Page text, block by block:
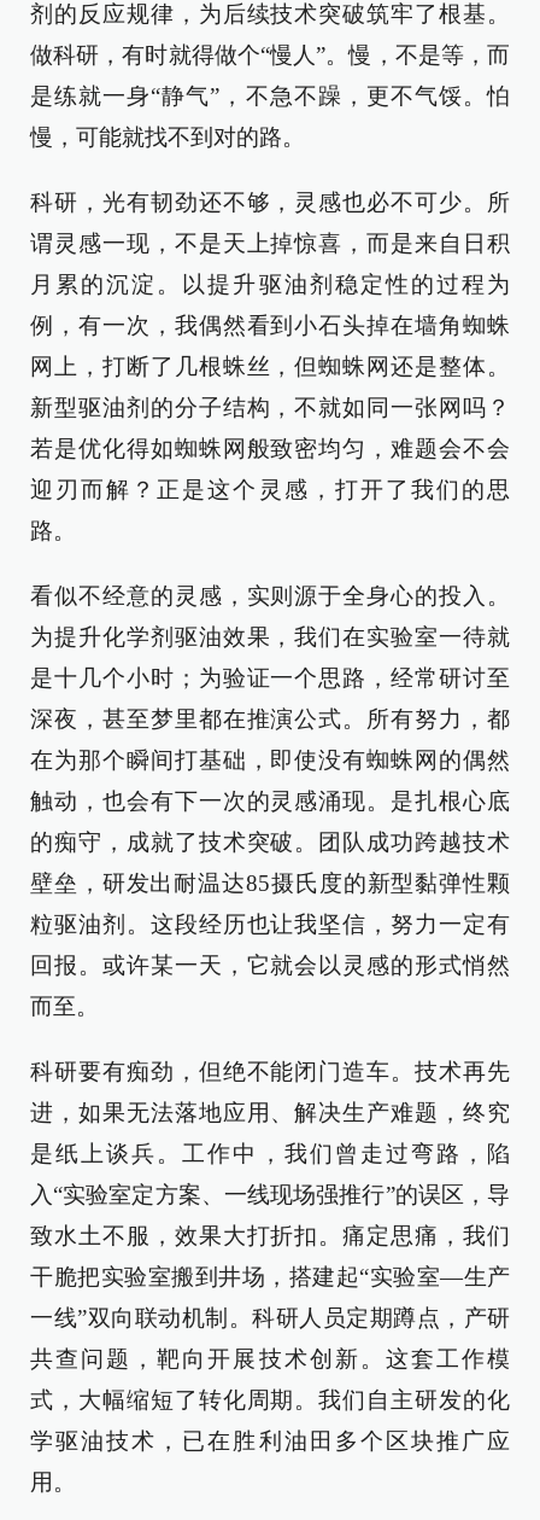
剂的反应规律，为后续技术突破筑牢了根基。
做科研，有时就得做个“慢人”。慢，不是等，而
是练就一身“静气”，不急不躁，更不气馁。怕
慢，可能就找不到对的路。
科研，光有韧劲还不够，灵感也必不可少。所
谓灵感一现，不是天上掉惊喜，而是来自日积
月累的沉淀。以提升驱油剂稳定性的过程为
例，有一次，我偶然看到小石头掉在墙角蜘蛛
网上，打断了几根蛛丝，但蜘蛛网还是整体。
新型驱油剂的分子结构，不就如同一张网吗？
若是优化得如蜘蛛网般致密均匀，难题会不会
迎刃而解？正是这个灵感，打开了我们的思
路。
看似不经意的灵感，实则源于全身心的投入。
为提升化学剂驱油效果，我们在实验室一待就
是十几个小时；为验证一个思路，经常研讨至
深夜，甚至梦里都在推演公式。所有努力，都
在为那个瞬间打基础，即使没有蜘蛛网的偶然
触动，也会有下一次的灵感涌现。是扎根心底
的痴守，成就了技术突破。团队成功跨越技术
壁垒，研发出耐温达85摄氏度的新型黏弹性颗
粒驱油剂。这段经历也让我坚信，努力一定有
回报。或许某一天，它就会以灵感的形式悄然
而至。
科研要有痴劲，但绝不能闭门造车。技术再先
进，如果无法落地应用、解决生产难题，终究
是纸上谈兵。工作中，我们曾走过弯路，陷
入“实验室定方案、一线现场强推行”的误区，导
致水土不服，效果大打折扣。痛定思痛，我们
干脆把实验室搬到井场，搭建起“实验室—生产
一线”双向联动机制。科研人员定期蹲点，产研
共查问题，靶向开展技术创新。这套工作模
式，大幅缩短了转化周期。我们自主研发的化
学驱油技术，已在胜利油田多个区块推广应
用。